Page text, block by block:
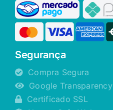
Segurança
Compra Segura
Google Transparency
Certificado SSL